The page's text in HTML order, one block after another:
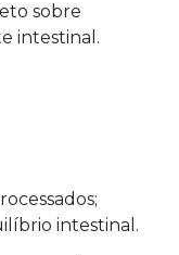
sobre
intestinal.
intestinal.